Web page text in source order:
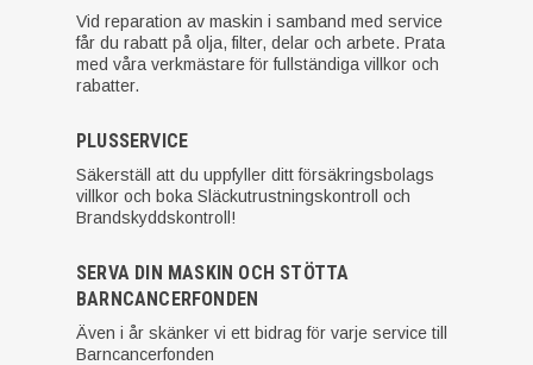
Vid reparation av maskin i samband med service
får du rabatt på olja, filter, delar och arbete. Prata
med våra verkmästare för fullständiga villkor och
rabatter.
PLUSSERVICE
Säkerställ att du uppfyller ditt försäkringsbolags
villkor och boka Släckutrustningskontroll och
Brandskyddskontroll!
SERVA DIN MASKIN OCH STÖTTA
BARNCANCERFONDEN
Även i år skänker vi ett bidrag för varje service till
Barncancerfonden